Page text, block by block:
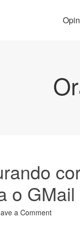
o
a Comment